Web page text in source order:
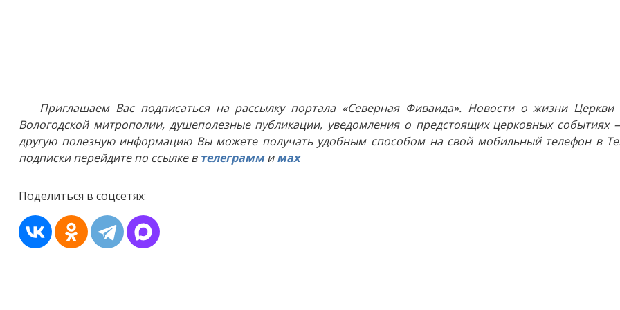
Приглашаем Вас подписаться на рассылку портала «Северная Фиваида». Новости о жизни Церкви
Вологодской митрополии, душеполезные публикации, уведомления о предстоящих церковных событиях
другую полезную информацию Вы можете получать удобным способом на свой мобильный телефон в
подписки перейдите по ссылке в телеграммимах
Поделиться в соцсетях: